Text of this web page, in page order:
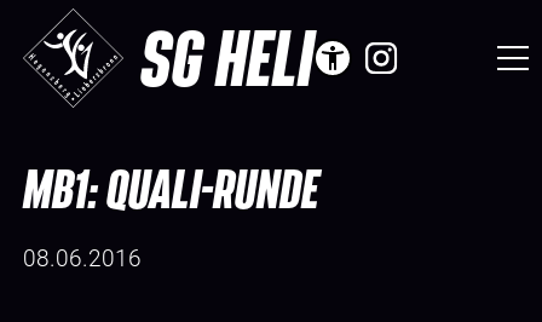
SG HELI
MB1: QUALI-RUNDE
08.06.2016